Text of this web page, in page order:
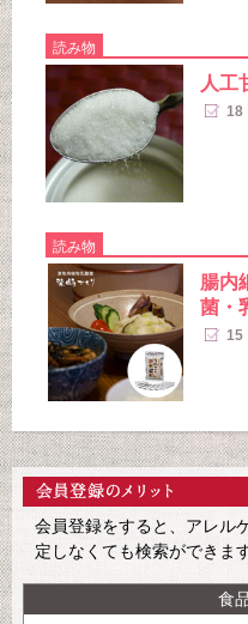
読み物
人工
18
読み物
腸内
菌・
15
会員登録をすると、アレル
定しなくても検索ができます
食